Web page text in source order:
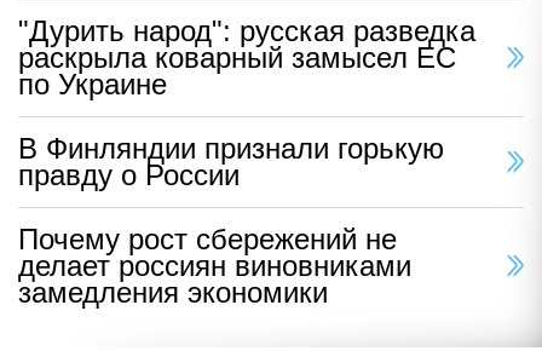
"Дурить народ": русская разведка
раскрыла коварный замысел ЕС
по Украине
В Финляндии признали горькую
правду о России
Почему рост сбережений не
делает россиян виновниками
замедления экономики